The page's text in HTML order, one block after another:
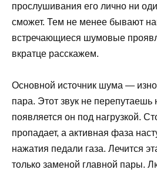
прослушивания его лично ни
сможет. Тем не менее бывают
встречающиеся шумовые
вкратце расскажем.
Основной источник шума —
пара. Этот звук не перепутаешь
появляется он под нагрузкой.
пропадает, а активная фаза
нажатия педали газа. Лечится
только заменой главной пары.